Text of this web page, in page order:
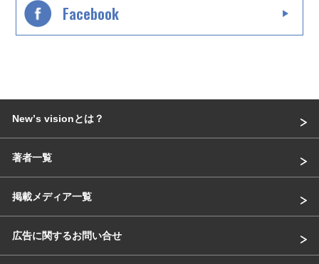
Facebook
Newʼs visionとは？
著者一覧
掲載メディア一覧
広告に関するお問い合せ